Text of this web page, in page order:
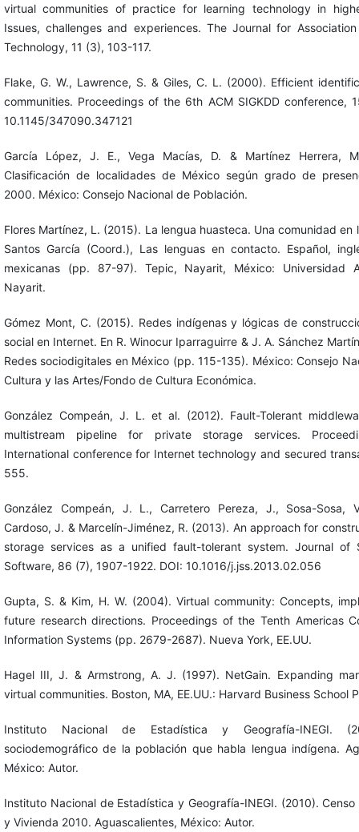
virtual communities of practice for learning technology in
Issues, challenges and experiences. The Journal for
Technology, 11 (3), 103-117.
Flake, G. W., Lawrence, S. & Giles, C. L. (2000). Efficient
communities. Proceedings of the 6th ACM SIGKDD conference,
10.1145/347090.347121
García López, J. E., Vega Macías, D. & Martínez Herrera,
Clasificación de localidades de México según grado de
2000. México: Consejo Nacional de Población.
Flores Martínez, L. (2015). La lengua huasteca. Una comunidad en
Santos García (Coord.), Las lenguas en contacto. Español,
mexicanas (pp. 87-97). Tepic, Nayarit, México: Universidad
Nayarit.
Gómez Mont, C. (2015). Redes indígenas y lógicas de
social en Internet. En R. Winocur Iparraguirre & J. A. Sánchez
Redes sociodigitales en México (pp. 115-135). México: Consejo
Cultura y las Artes/Fondo de Cultura Económica.
González Compeán, J. L. et al. (2012). Fault-Tolerant
multistream pipeline for private storage services.
International conference for Internet technology and secured
555.
González Compeán, J. L., Carretero Pereza, J., Sosa-Sosa,
Cardoso, J. & Marcelín-Jiménez, R. (2013). An approach for
storage services as a unified fault-tolerant system. Journal of
Software, 86 (7), 1907-1922. DOI: 10.1016/j.jss.2013.02.056
Gupta, S. & Kim, H. W. (2004). Virtual community: Concepts,
future research directions. Proceedings of the Tenth Americas
Information Systems (pp. 2679-2687). Nueva York, EE.UU.
Hagel III, J. & Armstrong, A. J. (1997). NetGain. Expanding
virtual communities. Boston, MA, EE.UU.: Harvard Business School
Instituto Nacional de Estadística y Geografía-INEGI.
sociodemográfico de la población que habla lengua indígena.
México: Autor.
Instituto Nacional de Estadística y Geografía-INEGI. (2010).
y Vivienda 2010. Aguascalientes, México: Autor.